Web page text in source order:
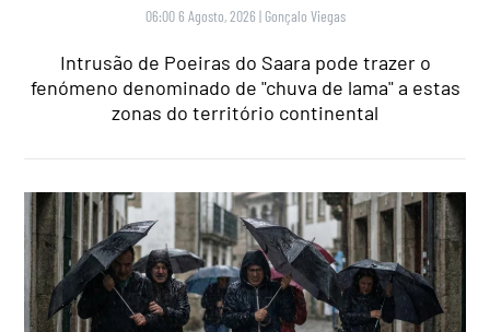
06:00 6 Agosto, 2026 | Gonçalo Viegas
Intrusão de Poeiras do Saara pode trazer o
fenómeno denominado de "chuva de lama" a estas
zonas do território continental